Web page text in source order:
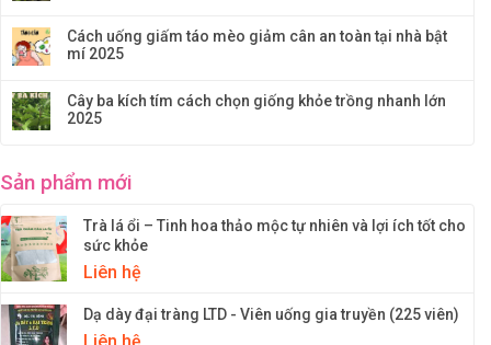
Cách uống giấm táo mèo giảm cân an toàn tại nhà bật
mí 2025
Cây ba kích tím cách chọn giống khỏe trồng nhanh lớn
2025
Sản phẩm mới
Trà lá ổi – Tinh hoa thảo mộc tự nhiên và lợi ích tốt cho
sức khỏe
Liên hệ
Dạ dày đại tràng LTD - Viên uống gia truyền (225 viên)